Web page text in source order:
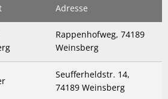
Adresse
Rappenhofweg, 74189
Weinsberg
Seufferheldstr. 14,
74189 Weinsberg